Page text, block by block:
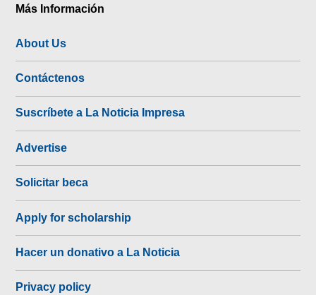
Más Información
About Us
Contáctenos
Suscríbete a La Noticia Impresa
Advertise
Solicitar beca
Apply for scholarship
Hacer un donativo a La Noticia
Privacy policy